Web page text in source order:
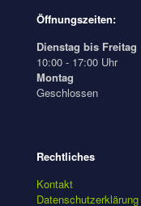
Öffnungszeiten:
Dienstag bis Freitag
10:00 - 17:00 Uhr
Montag
Geschlossen
Rechtliches
Kontakt
Datenschutzerklärung